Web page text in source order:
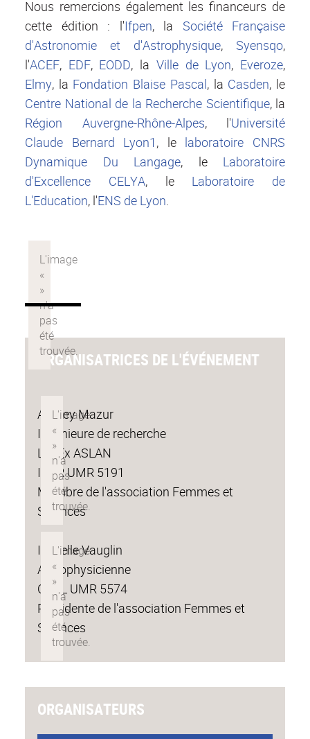
Nous remercions également les financeurs de
cette édition : l'Ifpen, la Société Française
d'Astronomie et d'Astrophysique, Syensqo,
l'ACEF, EDF, EODD, la Ville de Lyon, Everoze,
Elmy, la Fondation Blaise Pascal, la Casden, le
Centre National de la Recherche Scientifique, la
Région Auvergne-Rhône-Alpes, l'Université
Claude Bernard Lyon1 , le laboratoire CNRS
Dynamique Du Langage, le Laboratoire
d'Excellence CELYA, le Laboratoire de
L'Education, l'ENS de Lyon.
ORGANISATRICES DE L'ÉVÉNEMENT
Audrey Mazur
Ingénieure de recherche
LabEx ASLAN
ICAR UMR 5191
Membre de l'association Femmes et
Sciences
Isabelle Vauglin
Astrophysicienne
CRAL UMR 5574
Présidente de l'association Femmes et
Sciences
ORGANISATEURS